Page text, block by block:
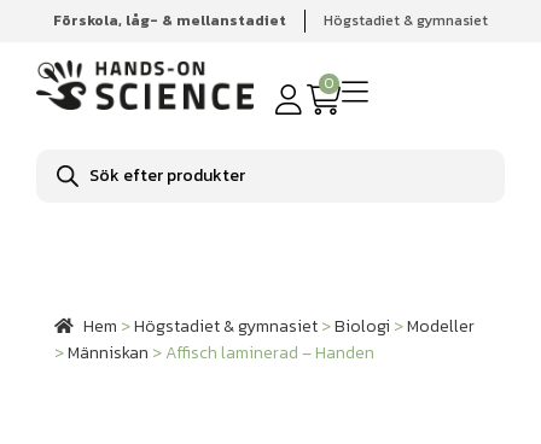
Förskola, låg- & mellanstadiet Högstadiet & gymnasiet
0
Produktsökning
Hem Högstadiet & gymnasiet Biologi
Modeller
Människan
Affisch laminerad – Handen
Hem >Högstadiet & gymnasiet>Biologi >Modeller
>Människan >Affisch laminerad – Handen